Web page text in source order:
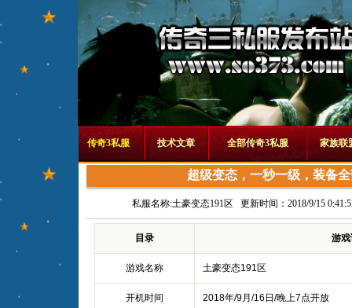
传奇3私服 技术文章 全部传奇3私服 家族联
超级变态，一秒一级，装备
私服名称:土豪变态191区 更新时间：2018/9/15
目录 游
游戏名称 土豪变态191区
开机时间 2018年/9月/16日/晚上7点开放